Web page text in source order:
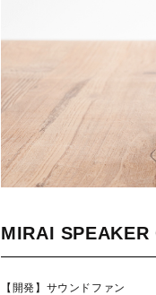
MIRAI
【開発】サウンドファン